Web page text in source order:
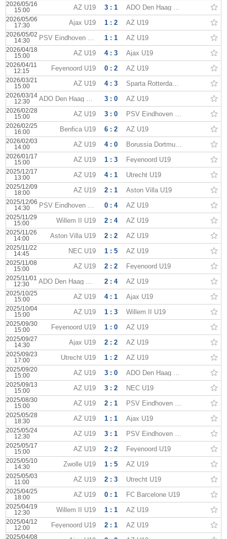
2026/05/16
15:00
AZ U19 3 : 1 ADO Den Haag U19
2026/05/06
17:30
Ajax U19 1 : 2 AZ U19
2026/05/02
14:30
PSV Eindhoven U19 1 : 1 AZ U19
2026/04/18
15:00
AZ U19 4 : 3 Ajax U19
2026/04/11
12:15
Feyenoord U19 0 : 2 AZ U19
2026/03/21
15:00
AZ U19 4 : 3 Sparta Rotterdam U19
2026/03/14
12:30
ADO Den Haag U19 3 : 0 AZ U19
2026/02/28
15:00
AZ U19 3 : 0 PSV Eindhoven U19
2026/02/25
16:00
Benfica U19 6 : 2 AZ U19
2026/02/03
14:00
AZ U19 4 : 0 Borussia Dortmund U19
2026/01/17
15:00
AZ U19 1 : 3 Feyenoord U19
2025/12/17
13:00
AZ U19 4 : 1 Utrecht U19
2025/12/09
18:00
AZ U19 2 : 1 Aston Villa U19
2025/12/06
14:30
PSV Eindhoven U19 0 : 4 AZ U19
2025/11/29
15:00
Willem II U19 2 : 4 AZ U19
2025/11/26
14:00
Aston Villa U19 2 : 2 AZ U19
2025/11/22
14:45
NEC U19 1 : 5 AZ U19
2025/11/08
15:00
AZ U19 2 : 2 Feyenoord U19
2025/11/01
12:30
ADO Den Haag U19 2 : 4 AZ U19
2025/10/25
15:00
AZ U19 4 : 1 Ajax U19
2025/10/04
15:00
AZ U19 1 : 3 Willem II U19
2025/09/30
15:00
Feyenoord U19 1 : 0 AZ U19
2025/09/27
14:30
Ajax U19 2 : 2 AZ U19
2025/09/23
17:00
Utrecht U19 1 : 2 AZ U19
2025/09/20
15:00
AZ U19 3 : 0 ADO Den Haag U19
2025/09/13
15:00
AZ U19 3 : 2 NEC U19
2025/08/30
15:00
AZ U19 2 : 1 PSV Eindhoven U19
2025/05/28
18:30
AZ U19 1 : 1 Ajax U19
2025/05/24
12:30
AZ U19 3 : 1 PSV Eindhoven U19
2025/05/17
15:00
AZ U19 2 : 2 Feyenoord U19
2025/05/10
14:30
Zwolle U19 1 : 5 AZ U19
2025/05/03
11:00
AZ U19 2 : 3 Utrecht U19
2025/04/25
18:00
AZ U19 0 : 1 FC Barcelone U19
2025/04/19
12:30
Willem II U19 1 : 1 AZ U19
2025/04/12
12:00
Feyenoord U19 2 : 1 AZ U19
2025/04/08